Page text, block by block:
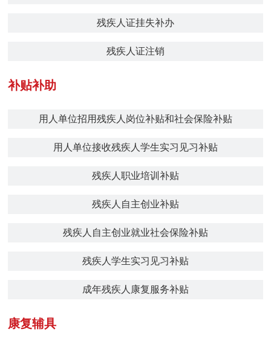
残疾人证挂失补办
残疾人证注销
补贴补助
用人单位招用残疾人岗位补贴和社会保险补贴
用人单位接收残疾人学生实习见习补贴
残疾人职业培训补贴
残疾人自主创业补贴
残疾人自主创业就业社会保险补贴
残疾人学生实习见习补贴
成年残疾人康复服务补贴
康复辅具